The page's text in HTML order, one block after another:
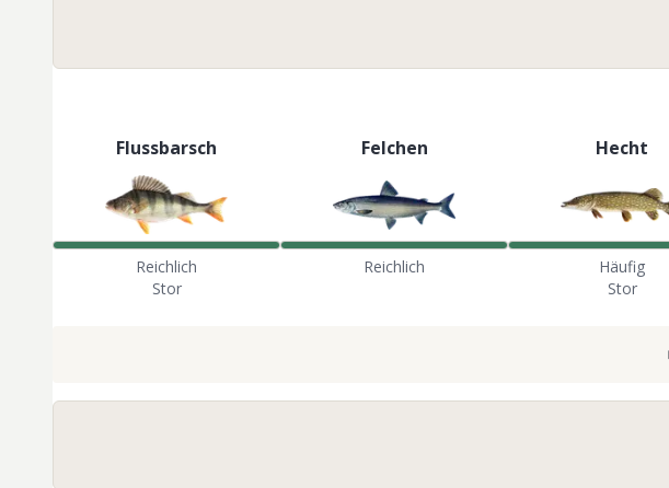
Flussbarsch
Reichlich
Stor
Felchen
Reichlich
Hecht
Häufig
Stor